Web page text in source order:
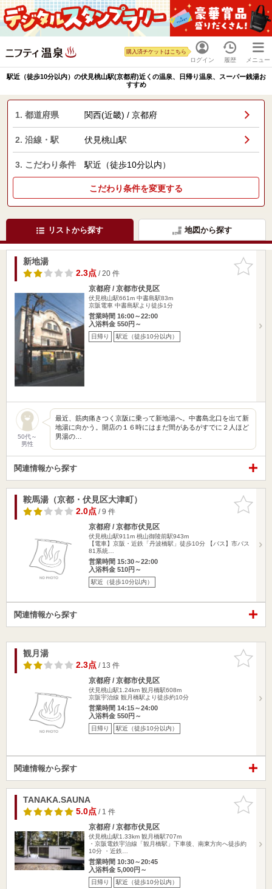
ログイン
購入済チケットはこちら
履歴 メニュー
駅近（徒歩10分以内）の伏見桃山駅(京都府)近くの温泉、日帰り温泉、スーパー銭湯お
すすめ
1. 都道府県 関西(近畿) / 京都府
2. 沿線・駅 伏見桃山駅
3. こだわり条件 駅近（徒歩10分以内）
こだわり条件を変更する
リストから探す 地図から探す
お気に入
りに追加
新地湯
2.3点/ 20 件
京都府 / 京都市伏見区
伏見桃山駅661m 中書島駅83m
京阪電車 中書島駅より徒歩1分
営業時間 16:00～22:00
入浴料金 550円～
日帰り 駅近（徒歩10分以内）
50代～
男性
最近、筋肉痛きつく京阪に乗って新地湯へ。中書島北口を出て新
地湯に向かう。開店の１６時にはまだ間があるがすでに２人ほど
男湯の…
関連情報から探す
お気に入
りに追加
鞍馬湯（京都・伏見区大津町）
2.0点/ 9 件
京都府 / 京都市伏見区
伏見桃山駅911m 桃山御陵前駅943m
【電車】京阪・近鉄「丹波橋駅」徒歩10分 【バス】市バス
81系統…
営業時間 15:30～22:00
入浴料金 510円～
駅近（徒歩10分以内）
関連情報から探す
お気に入
りに追加
観月湯
2.3点/ 13 件
京都府 / 京都市伏見区
伏見桃山駅1.24km 観月橋駅608m
京阪宇治線 観月橋駅より徒歩約10分
営業時間 14:15～24:00
入浴料金 550円～
日帰り 駅近（徒歩10分以内）
関連情報から探す
お気に入
りに追加
TANAKA.SAUNA
5.0点/ 1 件
京都府 / 京都市伏見区
伏見桃山駅1.33km 観月橋駅707m
・京阪電鉄宇治線「観月橋駅」下車後、南東方向へ徒歩約
10分 ・近鉄…
営業時間 10:30～20:45
入浴料金 5,000円～
日帰り 駅近（徒歩10分以内）